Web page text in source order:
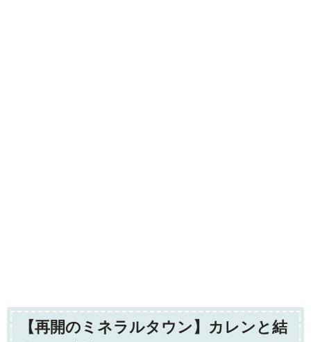
【再開のミネラルタウン】カレンと結